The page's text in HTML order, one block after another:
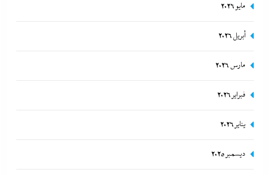
12 يناير، 2026
مايو 2026
أبريل 2026
مارس 2026
فبراير 2026
يناير 2026
ديسمبر 2025